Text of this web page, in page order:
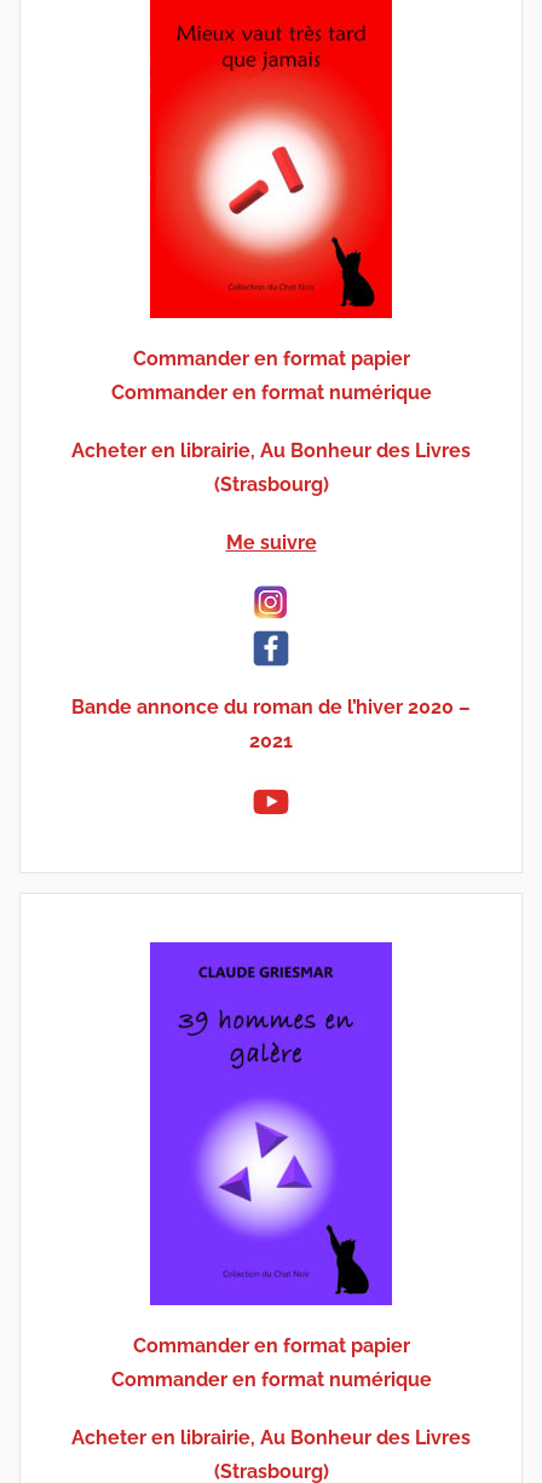
Commander en format papier
Commander en format numérique
Acheter en librairie, Au Bonheur des Livres
(Strasbourg)
Me suivre
Bande annonce du roman de l’hiver 2020 –
2021
Commander en format papier
Commander en format numérique
Acheter en librairie, Au Bonheur des Livres
(Strasbourg)